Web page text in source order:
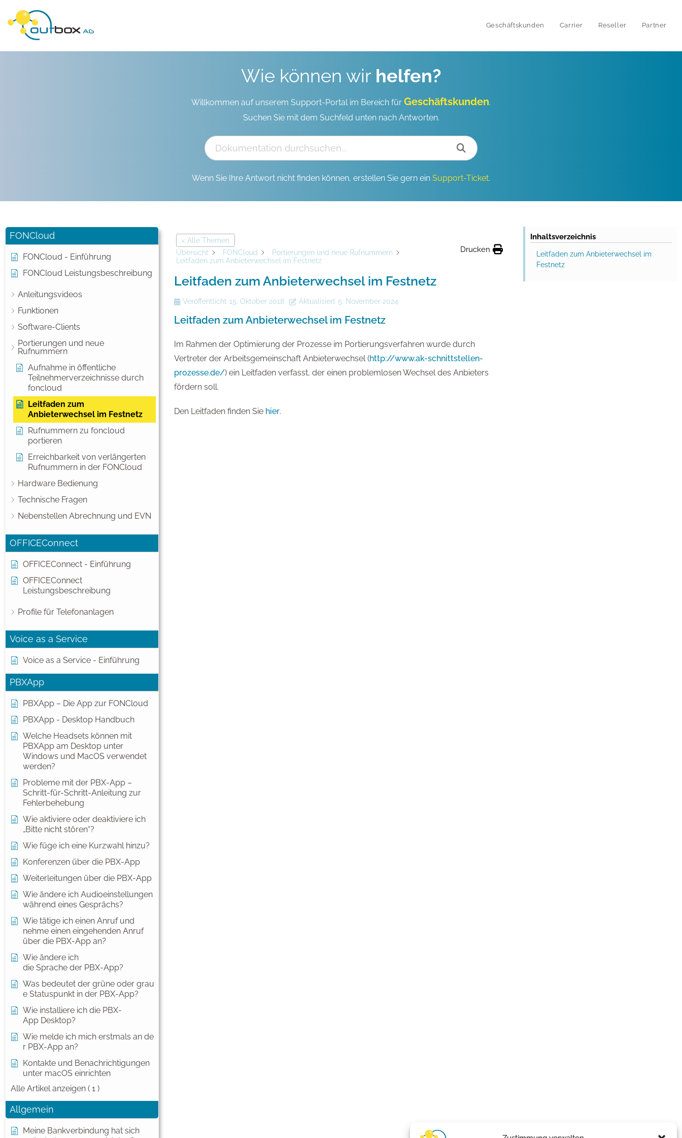
Geschäftskunden Carrier Reseller Partner
Wie können wir helfen?
Willkommen auf unserem Support-Portal im Bereich für Geschäftskunden.
Suchen Sie mit dem Suchfeld unten nach Antworten.
Wenn Sie Ihre Antwort nicht finden können, erstellen Sie gern ein Support-Ticket.
FONCloud
FONCloud - Einführung
FONCloud Leistungsbeschreibung
Anleitungsvideos
Funktionen
Software-Clients
Portierungen und neue
Rufnummern
Aufnahme in öffentliche
Teilnehmerverzeichnisse durch
foncloud
Leitfaden zum
Anbieterwechsel im Festnetz
Rufnummern zu foncloud
portieren
Erreichbarkeit von verlängerten
Rufnummern in der FONCloud
Hardware Bedienung
Technische Fragen
Nebenstellen Abrechnung und EVN
OFFICEConnect
OFFICEConnect - Einführung
OFFICEConnect
Leistungsbeschreibung
Profile für Telefonanlagen
Voice as a Service
Voice as a Service - Einführung
PBXApp
PBXApp – Die App zur FONCloud
PBXApp - Desktop Handbuch
Welche Headsets können mit
PBXApp am Desktop unter
Windows und MacOS verwendet
werden?
Probleme mit der PBX-App –
Schritt-für-Schritt-Anleitung zur
Fehlerbehebung
Wie aktiviere oder deaktiviere ich
„Bitte nicht stören“?
Wie füge ich eine Kurzwahl hinzu?
Konferenzen über die PBX-App
Weiterleitungen über die PBX-App
Wie ändere ich Audioeinstellungen
während eines Gesprächs?
Wie tätige ich einen Anruf und
nehme einen eingehenden Anruf
über die PBX-App an?
Wie ändere ich
die Sprache der PBX-App?
Was bedeutet der grüne oder grau
e Statuspunkt in der PBX-App?
Wie installiere ich die PBX-
App Desktop?
Wie melde ich mich erstmals an de
r PBX-App an?
Kontakte und Benachrichtigungen
unter macOS einrichten
Alle Artikel anzeigen ( 1 )
Allgemein
Meine Bankverbindung hat sich
< Alle Themen
Übersicht
FONCloud
Portierungen und neue Rufnummern
Leitfaden zum Anbieterwechsel im Festnetz
Drucken
Leitfaden zum Anbieterwechsel im Festnetz
Veröffentlicht 15. Oktober 2018 Aktualisiert 5. November 2024
Leitfaden zum Anbieterwechsel im Festnetz
Im Rahmen der Optimierung der Prozesse im Portierungsverfahren wurde durch
Vertreter der Arbeitsgemeinschaft Anbieterwechsel (http://www.ak-schnittstellen-
prozesse.de/) ein Leitfaden verfasst, der einen problemlosen Wechsel des Anbieters
fördern soll.
Den Leitfaden finden Sie hier.
Inhaltsverzeichnis
Leitfaden zum Anbieterwechsel im
Festnetz